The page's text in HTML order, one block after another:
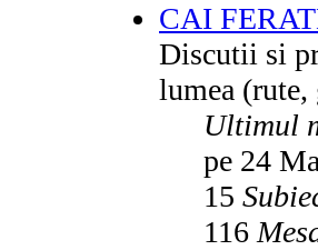
CAI
Discutii si
lumea (rute,
Ultimul
pe 24
15
116